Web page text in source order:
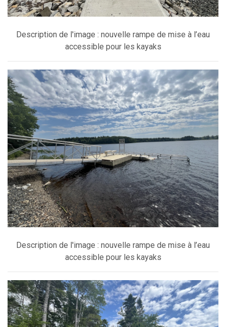
Description de l'image : nouvelle rampe de mise à l’eau
accessible pour les kayaks
Description de l'image : nouvelle rampe de mise à l’eau
accessible pour les kayaks